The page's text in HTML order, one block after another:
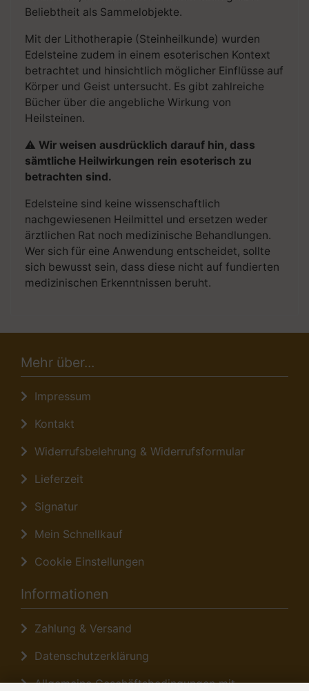
Beliebtheit als Sammelobjekte.
Mit der Lithotherapie (Steinheilkunde) wurden
Edelsteine zudem in einem esoterischen Kontext
betrachtet und hinsichtlich möglicher Einflüsse auf
Körper und Geist untersucht. Es gibt zahlreiche
Bücher über die angebliche Wirkung von
Heilsteinen.
⚠ Wir weisen ausdrücklich darauf hin, dass
sämtliche Heilwirkungen rein esoterisch zu
betrachten sind.
Edelsteine sind keine wissenschaftlich
nachgewiesenen Heilmittel und ersetzen weder
ärztlichen Rat noch medizinische Behandlungen.
Wer sich für eine Anwendung entscheidet, sollte
sich bewusst sein, dass diese nicht auf fundierten
medizinischen Erkenntnissen beruht.
Mehr über...
Impressum
Kontakt
Widerrufsbelehrung & Widerrufsformular
Lieferzeit
Signatur
Mein Schnellkauf
Cookie Einstellungen
Informationen
Zahlung & Versand
Datenschutzerklärung
Allgemeine Geschäftsbedingungen mit